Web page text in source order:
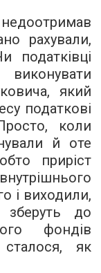
рахували,
податківці
який
податкові
коли
й оте
приріст
і виходили,
зберуть до
фондів
як